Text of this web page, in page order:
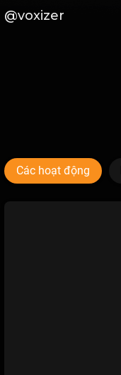
@voxizer
Các hoạt động